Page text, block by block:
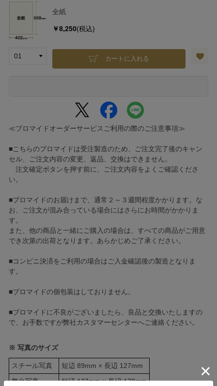
全紙
￥8,250(税込)
カートに入れる
≪ブロマイドオーダーサービスご利用の際のご注意事項≫
■こちらのブロマイドは受注製造のため、ご注文完了後のキャン
セル、ご注文内容の変更、返品、交換はできません。
注文確定ボタンを押す前に、ご注文内容をよくご確認くださ
い。
■ブロマイドのお届けまで、通常２～３週間程度かかります。な
お、ご注文が混み合っている場合にはさらにお時間がかかりま
す。
また、他の商品と一緒にご購入の場合は、すべての商品がご用意
でき次第の出荷となります。あらかじめご了承ください。
■コンビニ決済をご利用の場合はご入金確認後の製造となりま
す。
■ブロマイドの個包装はしておりません。
■ブロマイドに不良がございましたら、良品と交換いたしますの
で、お手数ですが弊社カスタマーセンターへご連絡ください。
※ 写真のサイズ
スチール写真
短辺 89mm × 長辺 127mm
舞台写真
短辺 127mm × 長辺 178mm